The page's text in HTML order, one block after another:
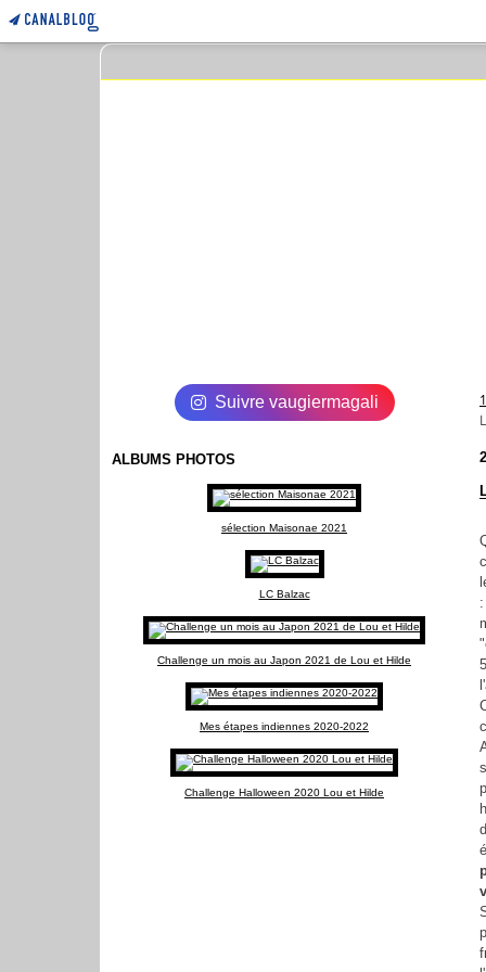
Suivre vaugiermagali
ALBUMS PHOTOS
sélection Maisonae 2021
LC Balzac
Challenge un mois au Japon 2021 de Lou et Hilde
Mes étapes indiennes 2020-2022
Challenge Halloween 2020 Lou et Hilde
:
"